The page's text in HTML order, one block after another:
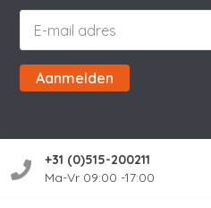
Aanmelden
+31 (0)515-200211
Ma-Vr 09:00 -17:00